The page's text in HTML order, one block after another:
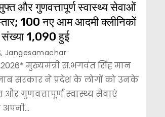
और गुणवत्तापूर्ण स्वास्थ्य सेवाओं
100 नए आम आदमी क्लीनिकों
1,090 हुई
Jangesamachar
मुख्यमंत्री स.भगवंत सिंह मान
सरकार ने प्रदेश के लोगों को उनके
गुणवत्तापूर्ण स्वास्थ्य सेवाएं